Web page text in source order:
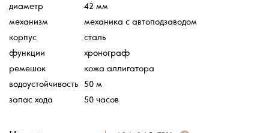
диаметр
42 мм
механизм
механика с автоподзаводом
корпус
сталь
функции
хронограф
ремешок
кожа аллигатора
водоустойчивость
50 м
запас хода
50 часов